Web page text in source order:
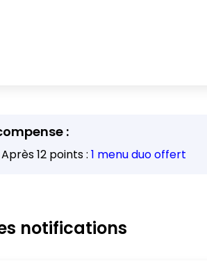
:
Après12 points : 1 menu duo offert
notifications